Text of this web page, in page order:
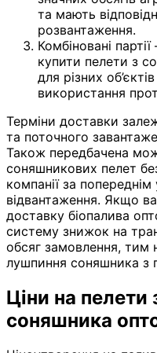
та мають
розвантаження.
Комбіновані
купити пелети з
для різних
використання
Терміни доставки
та поточного
Також передбачена
соняшникових пелет
компанії за
відвантаження. Якщо
доставку біопалива
систему знижок на
обсяг замовлення, тим
лушпиння соняшника з
Ціни на
соняшника